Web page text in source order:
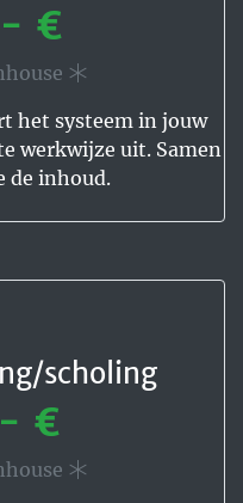
€
het systeem in jouw
werkwijze uit. Samen
de inhoud.
scholing
€